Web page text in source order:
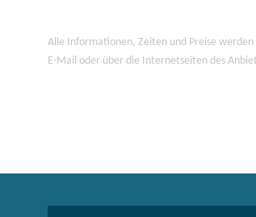
Alle Informationen, Zeiten und Preise
E-Mail oder über die Internetseiten des